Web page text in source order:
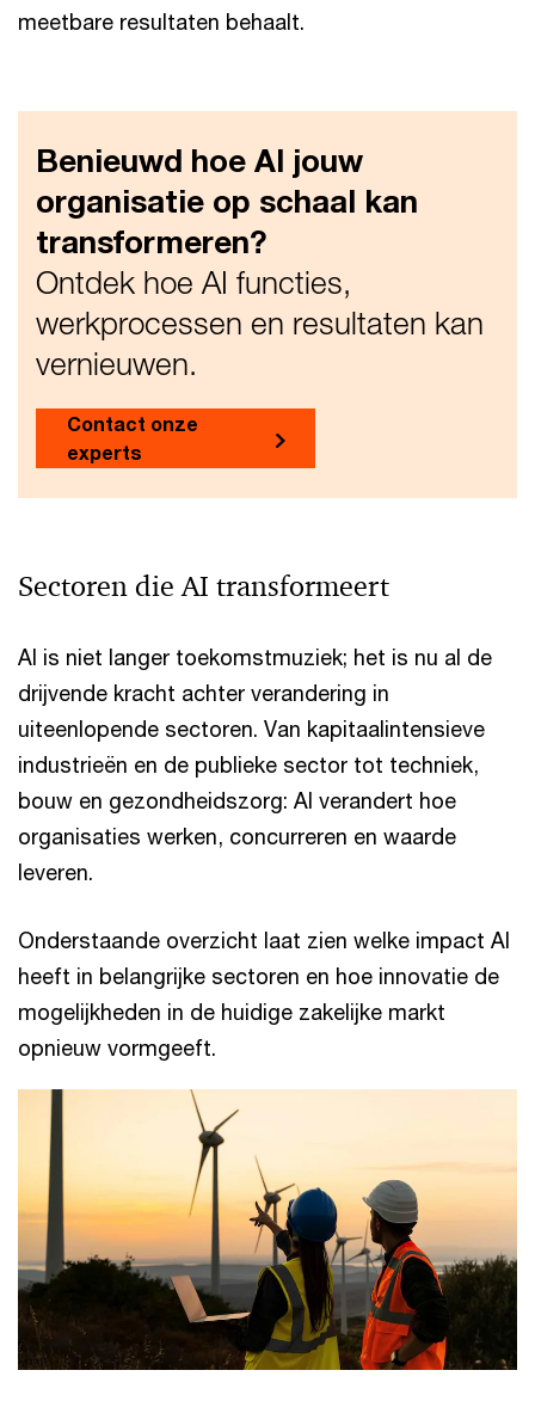
meetbare resultaten behaalt.
Benieuwd hoe AI jouw
organisatie op schaal kan
transformeren?
Ontdek hoe AI functies,
werkprocessen en resultaten kan
vernieuwen.
Contact onze
experts
Sectoren die AI transformeert
AI is niet langer toekomstmuziek; het is nu al de
drijvende kracht achter verandering in
uiteenlopende sectoren. Van kapitaalintensieve
industrieën en de publieke sector tot techniek,
bouw en gezondheidszorg: AI verandert hoe
organisaties werken, concurreren en waarde
leveren.
Onderstaande overzicht laat zien welke impact AI
heeft in belangrijke sectoren en hoe innovatie de
mogelijkheden in de huidige zakelijke markt
opnieuw vormgeeft.